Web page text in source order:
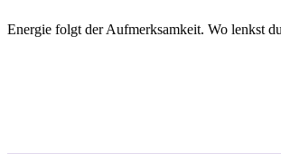
​Energie folgt der Aufmerksamkeit. Wo lenkst